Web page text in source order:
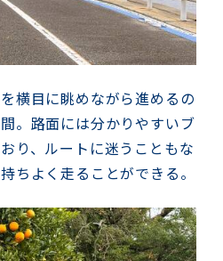
横目に眺めながら進めるの
。路面には分かりやすいブ
り、ルートに迷うこともな
ちよく走ることができる。